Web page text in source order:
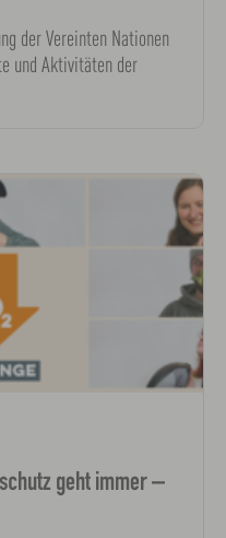
der Vereinten Nationen
und Aktivitäten der
geht immer –